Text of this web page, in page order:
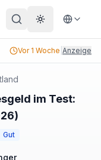
Theme
Vor 1 Woche Anzeige
im Test:
Gut